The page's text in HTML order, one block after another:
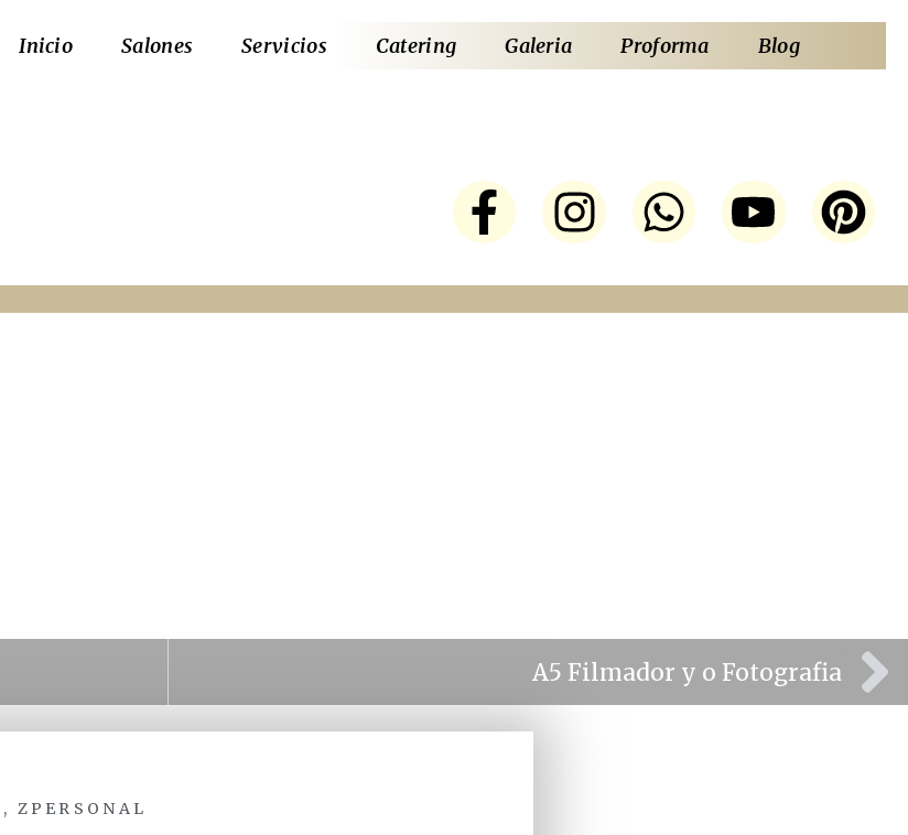
Inicio Salones Servicios Catering Galeria Proforma Blog
A5 Filmador y o Fotografia
, ZPERSONAL